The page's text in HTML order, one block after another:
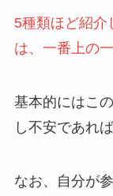
5種類ほど紹介
は、一番上の
基本的にはこ
し不安であれ
なお、自分が